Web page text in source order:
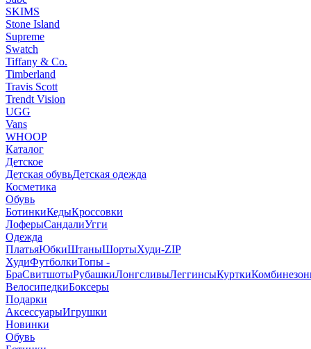
SKIMS
Stone Island
Supreme
Swatch
Tiffany & Co.
Timberland
Travis Scott
Trendt Vision
UGG
Vans
WHOOP
Каталог
Детское
Детская обувьДетская одежда
Косметика
Обувь
БотинкиКедыКроссовки
ЛоферыСандалиУгги
Одежда
ПлатьяЮбкиШтаныШортыХуди-ZIP
ХудиФутболкиТопы -
БраСвитшотыРубашкиЛонгсливыЛеггинсыКуртки
ВелосипедкиБоксеры
Подарки
АксессуарыИгрушки
Новинки
Обувь